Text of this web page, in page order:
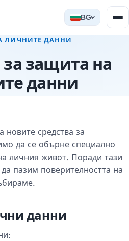
BG
ЛИЧНИТЕ ДАННИ
защита на
данни
новите средства за
да се обърне специално
личния живот. Поради тази
пазим поверителността на
данни